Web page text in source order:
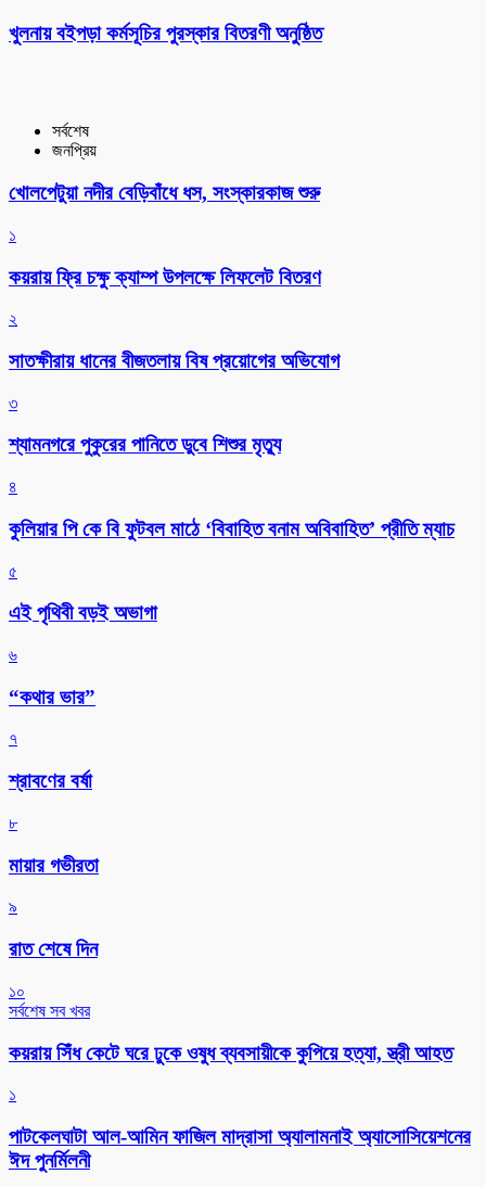
খুলনায় বইপড়া কর্মসূচির পুরস্কার বিতরণী অনুষ্ঠিত
সর্বশেষ
জনপ্রিয়
খোলপেটুয়া নদীর বেড়িবাঁধে ধস, সংস্কারকাজ শুরু
১
কয়রায় ফ্রি চক্ষু ক্যাম্প উপলক্ষে লিফলেট বিতরণ
২
সাতক্ষীরায় ধানের বীজতলায় বিষ প্রয়োগের অভিযোগ
৩
শ্যামনগরে পুকুরের পানিতে ডুবে শিশুর মৃত্যু
৪
কুলিয়ার পি কে বি ফুটবল মাঠে ‘বিবাহিত বনাম অবিবাহিত’ প্রীতি ম্যাচ
৫
এই পৃথিবী বড়ই অভাগা
৬
“কথার ভার”
৭
শ্রাবণের বর্ষা
৮
মায়ার গভীরতা
৯
রাত শেষে দিন
১০
সর্বশেষ সব খবর
কয়রায় সিঁধ কেটে ঘরে ঢুকে ওষুধ ব্যবসায়ীকে কুপিয়ে হত্যা, স্ত্রী আহত
১
পাটকেলঘাটা আল-আমিন ফাজিল মাদ্রাসা অ্যালামনাই অ্যাসোসিয়েশনের
ঈদ পুনর্মিলনী